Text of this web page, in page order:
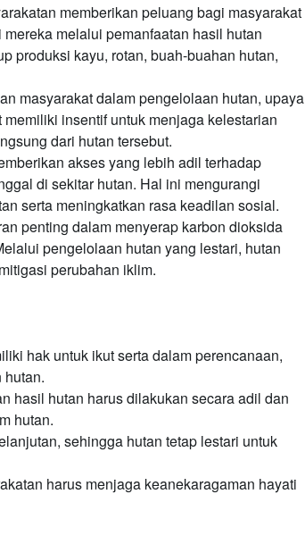
memberikan peluang bagi masyarakat
melalui pemanfaatan hasil hutan
produksi kayu, rotan, buah-buahan hutan,
masyarakat dalam pengelolaan hutan, upaya
insentif untuk menjaga kelestarian
dari hutan tersebut.
akses yang lebih adil terhadap
di sekitar hutan. Hal ini mengurangi
serta meningkatkan rasa keadilan sosial.
penting dalam menyerap karbon dioksida
pengelolaan hutan yang lestari, hutan
perubahan iklim.
hak untuk ikut serta dalam perencanaan,
hasil hutan harus dilakukan secara adil dan
hutan.
sehingga hutan tetap lestari untuk
harus menjaga keanekaragaman hayati